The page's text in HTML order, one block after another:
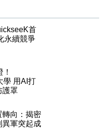
首
永續競爭
學 用AI打
護罩
轉向：揭密
異軍突起成